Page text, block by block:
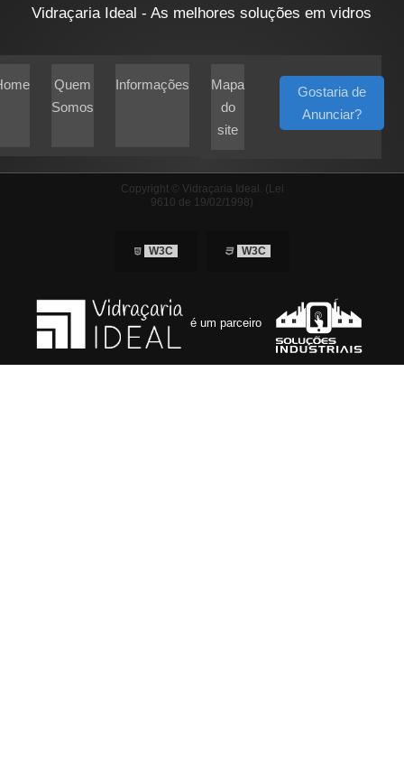
Vidraçaria Ideal - As melhores soluções em vidros
Quem
Somos
Informações
Mapa
do
site
Gostaria de
Anunciar?
Copyright © Vidraçaria Ideal. (Lei
9610 de 19/02/1998)
W3C W3C
é um parceiro